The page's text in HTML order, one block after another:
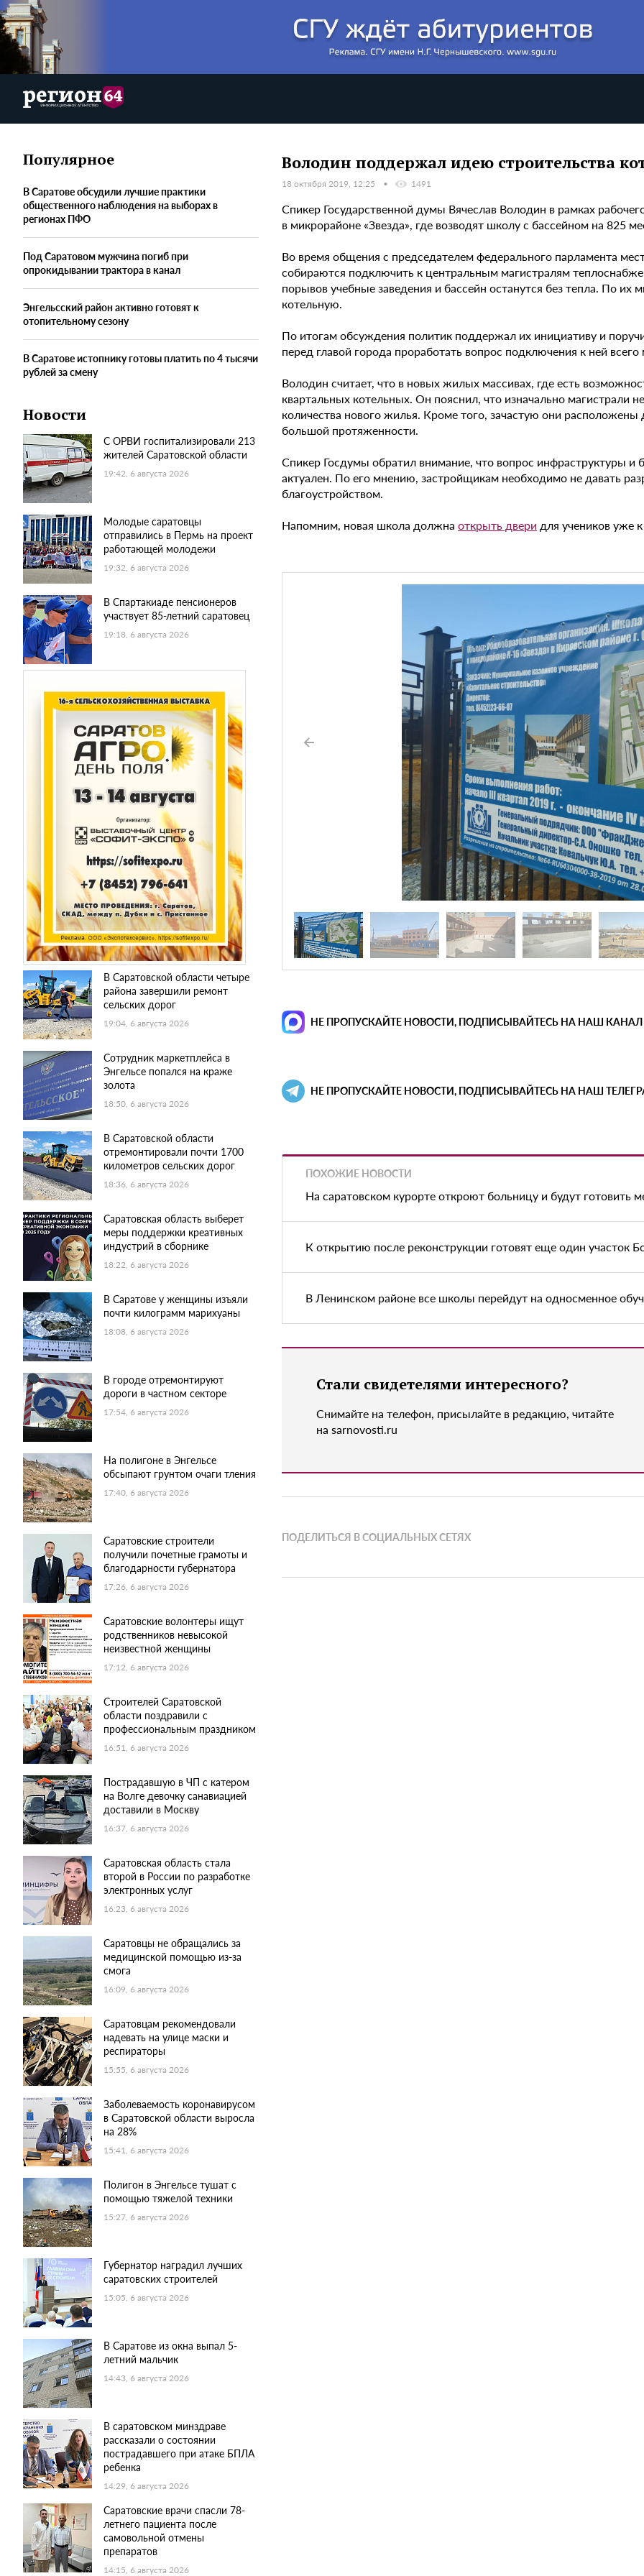
Популярное
В Саратове обсудили лучшие практики
общественного наблюдения на выборах в
регионах ПФО
Под Саратовом мужчина погиб при
опрокидывании трактора в канал
Энгельсский район активно готовят к
отопительному сезону
В Саратове истопнику готовы платить по 4 тысячи
рублей за смену
Новости
С ОРВИ госпитализировали 213
жителей Саратовской области
19:42, 6 августа 2026
Молодые саратовцы
отправились в Пермь на проект
работающей молодежи
19:32, 6 августа 2026
В Спартакиаде пенсионеров
участвует 85-летний саратовец
19:18, 6 августа 2026
В Саратовской области четыре
района завершили ремонт
сельских дорог
19:04, 6 августа 2026
Сотрудник маркетплейса в
Энгельсе попался на краже
золота
18:50, 6 августа 2026
В Саратовской области
отремонтировали почти 1700
километров сельских дорог
18:36, 6 августа 2026
Саратовская область выберет
меры поддержки креативных
индустрий в сборнике
18:22, 6 августа 2026
В Саратове у женщины изъяли
почти килограмм марихуаны
18:08, 6 августа 2026
В городе отремонтируют
дороги в частном секторе
17:54, 6 августа 2026
На полигоне в Энгельсе
обсыпают грунтом очаги тления
17:40, 6 августа 2026
Саратовские строители
получили почетные грамоты и
благодарности губернатора
17:26, 6 августа 2026
Саратовские волонтеры ищут
родственников невысокой
неизвестной женщины
17:12, 6 августа 2026
Строителей Саратовской
области поздравили с
профессиональным праздником
16:51, 6 августа 2026
Пострадавшую в ЧП с катером
на Волге девочку санавиацией
доставили в Москву
16:37, 6 августа 2026
Саратовская область стала
второй в России по разработке
электронных услуг
16:23, 6 августа 2026
Саратовцы не обращались за
медицинской помощью из-за
смога
16:09, 6 августа 2026
Саратовцам рекомендовали
надевать на улице маски и
респираторы
15:55, 6 августа 2026
Заболеваемость коронавирусом
в Саратовской области выросла
на 28%
15:41, 6 августа 2026
Полигон в Энгельсе тушат с
помощью тяжелой техники
15:27, 6 августа 2026
Губернатор наградил лучших
саратовских строителей
15:05, 6 августа 2026
В Саратове из окна выпал 5-
летний мальчик
14:43, 6 августа 2026
В саратовском минздраве
рассказали о состоянии
пострадавшего при атаке БПЛА
ребенка
14:29, 6 августа 2026
Саратовские врачи спасли 78-
летнего пациента после
самовольной отмены
препаратов
14:15, 6 августа 2026
Володин поддержал идею строительства
18 октября 2019, 12:25 1491
Спикер Государственной думы Вячеслав Володин в рамках
в микрорайоне «Звезда», где возводят школу с бассейном на 825
Во время общения с председателем федерального парламента
собираются подключить к центральным магистралям
порывов учебные заведения и бассейн останутся без тепла. По
котельную.
По итогам обсуждения политик поддержал их инициативу и
перед главой города проработать вопрос подключения к ней
Володин считает, что в новых жилых массивах, где есть
квартальных котельных. Он пояснил, что изначально магистрали
количества нового жилья. Кроме того, зачастую они расположены
большой протяженности.
Спикер Госдумы обратил внимание, что вопрос инфраструктуры и
актуален. По его мнению, застройщикам необходимо не давать
благоустройством.
Напомним, новая школа должна открыть двери для учеников уже
НЕ ПРОПУСКАЙТЕ НОВОСТИ, ПОДПИСЫВАЙТЕСЬ НА НАШ КАНАЛ
НЕ ПРОПУСКАЙТЕ НОВОСТИ, ПОДПИСЫВАЙТЕСЬ НА НАШ
ПОХОЖИЕ НОВОСТИ
На саратовском курорте откроют больницу и будут готовить
К открытию после реконструкции готовят еще один участок
В Ленинском районе все школы перейдут на односменное
Стали свидетелями интересного?
Снимайте на телефон, присылайте в редакцию, читайте
на sarnovosti.ru
ПОДЕЛИТЬСЯ В СОЦИАЛЬНЫХ СЕТЯХ